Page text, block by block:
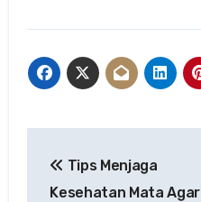
navigation
Tips Menjaga
Kesehatan Mata Agar